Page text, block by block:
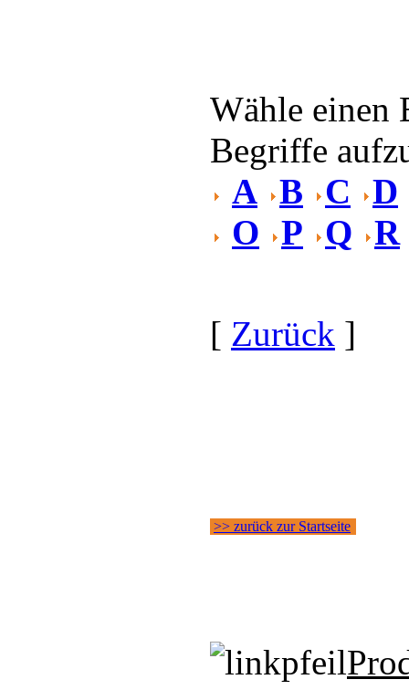
Wähle einen
Begriffe
A B C
D
O P Q R
[ Zurück ]
>> zurück zur Startseite